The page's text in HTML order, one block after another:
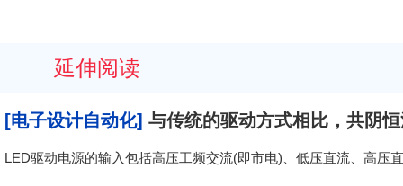
延伸阅读
[电子设计自动化] 与传统的驱动方式相比，共阴
LED驱动电源的输入包括高压工频交流(即市电)、低压直流、高压